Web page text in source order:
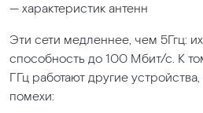
— характеристик антенн
Эти сети медленнее, чем 5Ггц:
способность до 100 Мбит/с. К
ГГц работают другие
помехи: